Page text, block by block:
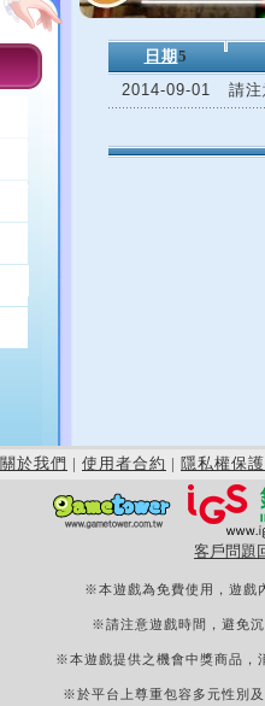
日期 5
2014-09-01
請
關於我們 | 使用者合約 | 隱私權保護
客戶問題
※本遊戲為免費使用，遊戲
※請注意遊戲時間，避免
※本遊戲提供之機會中獎商品，
※於平台上尊重包容多元性別